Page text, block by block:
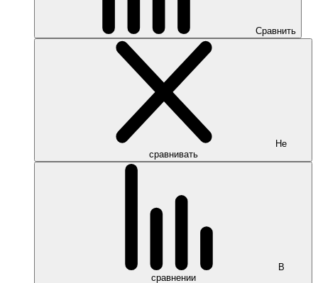
Сравнить
Не
сравнивать
В
сравнении